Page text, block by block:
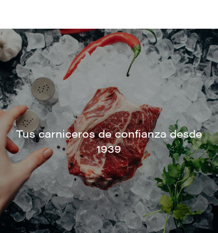
Tus carniceros de confianza desde
1939